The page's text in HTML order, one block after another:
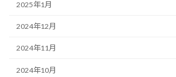
2025年1月
2024年12月
2024年11月
2024年10月